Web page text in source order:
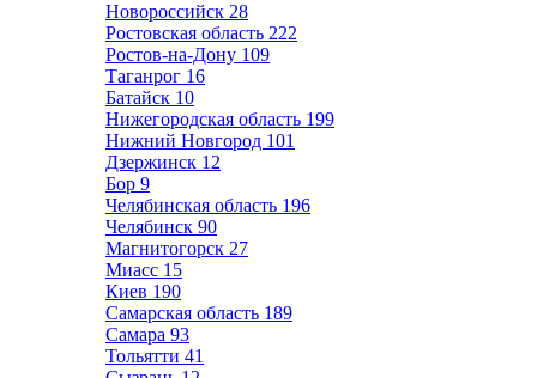
Новороссийск 28
Ростовская область 222
Ростов-на-Дону 109
Таганрог 16
Батайск 10
Нижегородская область 199
Нижний Новгород 101
Дзержинск 12
Бор 9
Челябинская область 196
Челябинск 90
Магнитогорск 27
Миасс 15
Киев 190
Самарская область 189
Самара 93
Тольятти 41